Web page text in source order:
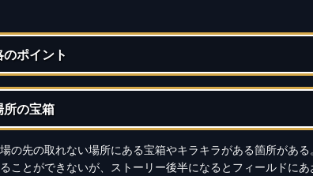
ポイント
の宝箱
の先の取れない場所にある宝箱やキラキラがある箇所がある。
ことができないが、ストーリー後半になるとフィールドに